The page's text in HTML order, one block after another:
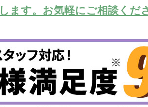
します。お気軽にご相談くだ